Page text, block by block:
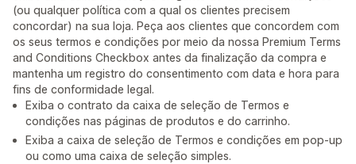
(ou qualquer política com a qual os clientes precisem
concordar) na sua loja. Peça aos clientes que concordem com
os seus termos e condições por meio da nossa Premium Terms
and Conditions Checkbox antes da finalização da compra e
mantenha um registro do consentimento com data e hora para
fins de conformidade legal.
Exiba o contrato da caixa de seleção de Termos e
condições nas páginas de produtos e do carrinho.
Exiba a caixa de seleção de Termos e condições em pop-up
ou como uma caixa de seleção simples.